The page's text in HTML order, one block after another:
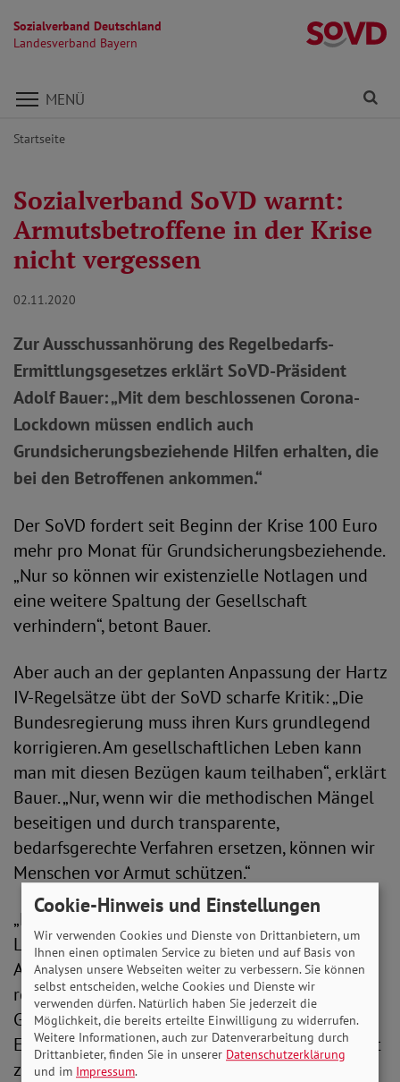
Sozialverband Deutschland
Landesverband Bayern
Direkt zu den Inhalten springen
MENÜ
Startseite
Sozialverband SoVD warnt:
Armutsbetroffene in der Krise
nicht vergessen
02.11.2020
Zur Ausschussanhörung des Regelbedarfs-
Ermittlungsgesetzes erklärt SoVD-Präsident
Adolf Bauer: „Mit dem beschlossenen Corona-
Lockdown müssen endlich auch
Grundsicherungsbeziehende Hilfen erhalten, die
bei den Betroffenen ankommen.“
Der SoVD fordert seit Beginn der Krise 100 Euro
mehr pro Monat für Grundsicherungsbeziehende.
„Nur so können wir existenzielle Notlagen und
eine weitere Spaltung der Gesellschaft
verhindern“, betont Bauer.
Aber auch an der geplanten Anpassung der Hartz
IV-Regelsätze übt der SoVD scharfe Kritik: „Die
Bundesregierung muss ihren Kurs grundlegend
korrigieren. Am gesellschaftlichen Leben kann
man mit diesen Bezügen kaum teilhaben“, erklärt
Bauer. „Nur, wenn wir die methodischen Mängel
beseitigen und durch transparente,
bedarfsgerechte Verfahren ersetzen, können wir
Menschen vor Armut schützen.“
„Nicht einmal zwei Euro erhalten
Leistungsbeziehende pro Monat für die
Anschaffung eines Kühlschranks. Das ist völlig
realitätsfern“, kritisiert der SoVD-Präsident das
Gesetzesvorhaben weiter. „Die geplante
Erhöhung von insgesamt nur 14 Euro pro Monat
zeigt, dass die Berechnungsmethode falsch ist,
Cookie-Hinweis und Einstellungen
Wir verwenden Cookies und Dienste von Drittanbietern, um
Ihnen einen optimalen Service zu bieten und auf Basis von
Analysen unsere Webseiten weiter zu verbessern. Sie können
selbst entscheiden, welche Cookies und Dienste wir
verwenden dürfen. Natürlich haben Sie jederzeit die
Möglichkeit, die bereits erteilte Einwilligung zu widerrufen.
Weitere Informationen, auch zur Datenverarbeitung durch
Drittanbieter, finden Sie in unserer Datenschutzerklärung
und im Impressum.